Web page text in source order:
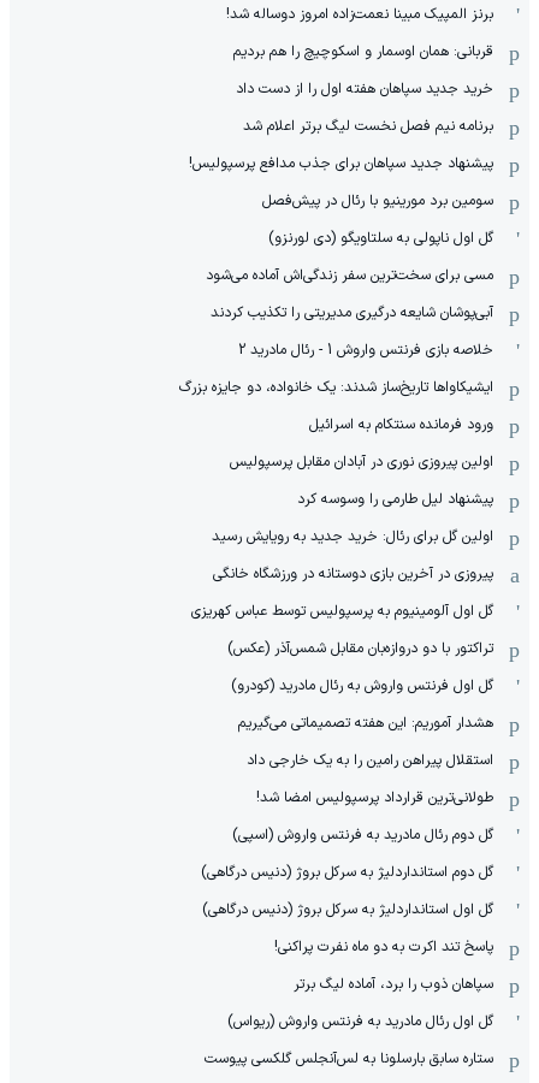
برنز المپیک مبینا نعمت‌زاده امروز دوساله شد!
قربانی: همان اوسمار و اسکوچیچ را هم بردیم
خرید جدید سپاهان هفته اول را از دست داد
برنامه نیم فصل نخست لیگ برتر اعلام شد
پیشنهاد جدید سپاهان برای جذب مدافع پرسپولیس!
سومین برد مورینیو با رئال در پیش‌فصل
گل اول ناپولی به سلتاویگو (دی لورنزو)
مسی برای سخت‌ترین سفر زندگی‌اش آماده می‌شود
آبی‌پوشان شایعه درگیری مدیریتی را تکذیب کردند
خلاصه بازی فرنتس واروش 1 - رئال مادرید 2
ایشیکاوا‌ها تاریخ‌ساز شدند: یک خانواده، دو جایزه بزرگ
ورود فرمانده سنتکام به اسرائیل
اولین پیروزی نوری در آبادان مقابل پرسپولیس
پیشنهاد لیل طارمی را وسوسه کرد
اولین گل برای رئال: خرید جدید به رویایش رسید
پیروزی در آخرین بازی دوستانه در ورزشگاه خانگی
گل اول آلومینیوم به پرسپولیس توسط عباس کهریزی
تراکتور با دو دروازه‌بان مقابل شمس‌آذر (عکس)
گل اول فرنتس واروش به رئال مادرید (کودرو)
هشدار آموریم: این هفته تصمیماتی می‌گیریم
استقلال پیراهن رامین را به یک خارجی داد
طولانی‌ترین قرارداد پرسپولیس امضا شد!
گل دوم رئال مادرید به فرنتس واروش (اسپی)
گل دوم استانداردلیژ به سرکل بروژ (دنیس درگاهی)
گل اول استانداردلیژ به سرکل بروژ (دنیس درگاهی)
پاسخ تند اکرت به دو ماه نفرت پراکنی!
سپاهان ذوب را برد، آماده لیگ برتر
گل اول رئال مادرید به فرنتس واروش (ریواس)
ستاره سابق بارسلونا به لس‌آنجلس گلکسی پیوست